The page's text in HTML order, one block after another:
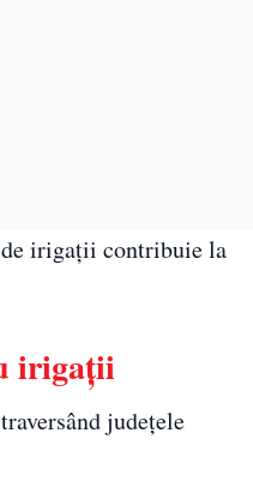
irigații contribuie la
irigații
județele